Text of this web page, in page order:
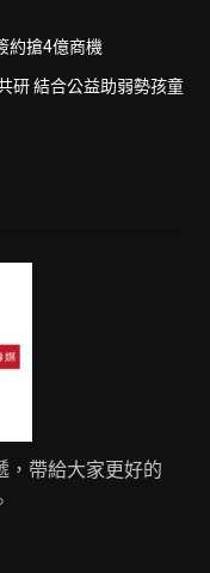
約搶4億商機
研 結合公益助弱勢孩童
，帶給大家更好的